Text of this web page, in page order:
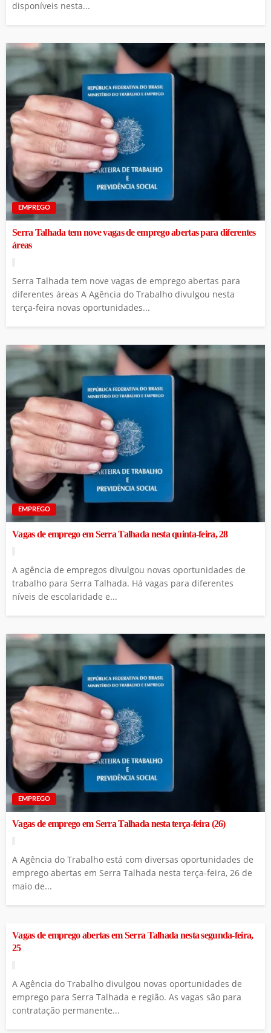
disponíveis nesta...
EMPREGO
Serra Talhada tem nove vagas de emprego abertas para diferentes
áreas
Serra Talhada tem nove vagas de emprego abertas para
diferentes áreas A Agência do Trabalho divulgou nesta
terça-feira novas oportunidades...
EMPREGO
Vagas de emprego em Serra Talhada nesta quinta-feira, 28
A agência de empregos divulgou novas oportunidades de
trabalho para Serra Talhada. Há vagas para diferentes
níveis de escolaridade e...
EMPREGO
Vagas de emprego em Serra Talhada nesta terça-feira (26)
A Agência do Trabalho está com diversas oportunidades de
emprego abertas em Serra Talhada nesta terça-feira, 26 de
maio de...
Vagas de emprego abertas em Serra Talhada nesta segunda-feira,
25
A Agência do Trabalho divulgou novas oportunidades de
emprego para Serra Talhada e região. As vagas são para
contratação permanente...